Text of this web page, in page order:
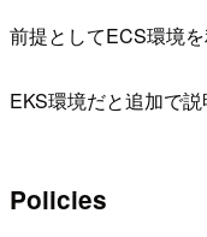
前提としてECS環境
EKS環境だと追加で
Policies